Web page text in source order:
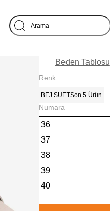
Beden Tablosu
Renk
BEJ SUETSon 5 Ürün
Numara
36
37
38
39
40